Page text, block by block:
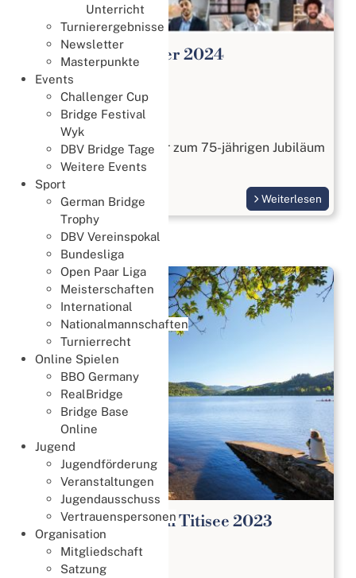
Unterricht
Turnierergebnisse
Newsletter
Masterpunkte
Events
Challenger Cup
Bridge Festival
Wyk
DBV Bridge Tage
Weitere Events
Sport
German Bridge
Trophy
DBV Vereinspokal
Bundesliga
Open Paar Liga
Meisterschaften
International
Nationalmannschaften
Turnierrecht
Online Spielen
BBO Germany
RealBridge
Bridge Base
Online
Jugend
Jugendförderung
Veranstaltungen
Jugendausschuss
Vertrauenspersonen
Organisation
Mitgliedschaft
Satzung
1. Gründungsturnier 2024
Weitere Events
04. Februar 2024
Gründungsturnier
Das 1. Gründungsturnier zum 75-jährigen Jubiläum
fand am 4.2.2024 statt.
Weiterlesen
DBV Bridge Tage in Titisee 2023
Bridge Tage
22. Oktober 2023